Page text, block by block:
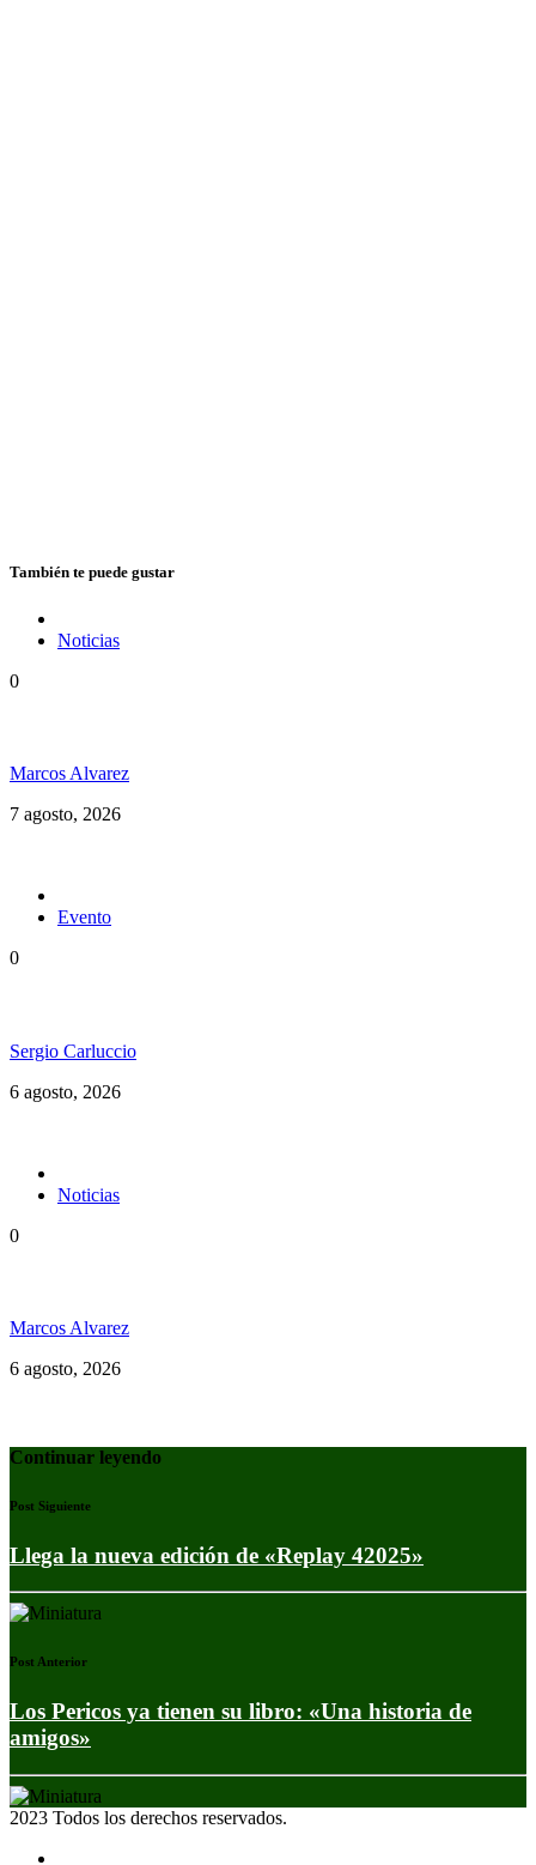
También te puede gustar
Noticias
0
Marcos Alvarez
7 agosto, 2026
Evento
0
Sergio Carluccio
6 agosto, 2026
Noticias
0
Marcos Alvarez
6 agosto, 2026
Continuar leyendo
Post Siguiente
Llega la nueva edición de «Replay 42025»
Post Anterior
Los Pericos ya tienen su libro: «Una historia de
amigos»
2023 Todos los derechos reservados.